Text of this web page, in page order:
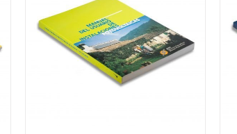
AÑADIR AL CARRITO
/
DETALLES